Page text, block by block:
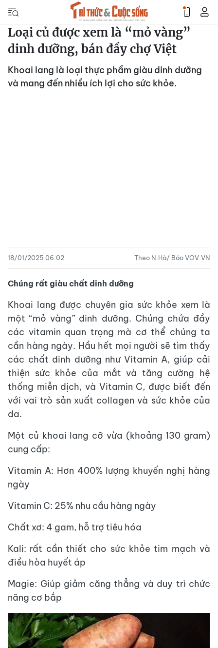
Loại củ được xem là “mỏ vàng”
dinh dưỡng, bán đầy chợ Việt
Khoai lang là loại thực phẩm giàu dinh dưỡng
và mang đến nhiều ích lợi cho sức khỏe.
18/01/2025 06:02 Theo N.Hà/ Báo VOV.VN
Chúng rất giàu chất dinh dưỡng
Khoai lang được chuyên gia sức khỏe xem là
một “mỏ vàng” dinh dưỡng. Chúng chứa đầy
các vitamin quan trọng mà cơ thể chúng ta
cần hàng ngày. Hầu hết mọi người sẽ tìm thấy
các chất dinh dưỡng như Vitamin A, giúp cải
thiện sức khỏe của mắt và tăng cường hệ
thống miễn dịch, và Vitamin C, được biết đến
với vai trò sản xuất collagen và sức khỏe của
da.
Một củ khoai lang cỡ vừa (khoảng 130 gram)
cung cấp:
Vitamin A: Hơn 400% lượng khuyến nghị hàng
ngày
Vitamin C: 25% nhu cầu hàng ngày
Chất xơ: 4 gam, hỗ trợ tiêu hóa
Kali: rất cần thiết cho sức khỏe tim mạch và
điều hòa huyết áp
Magie: Giúp giảm căng thẳng và duy trì chức
năng cơ bắp